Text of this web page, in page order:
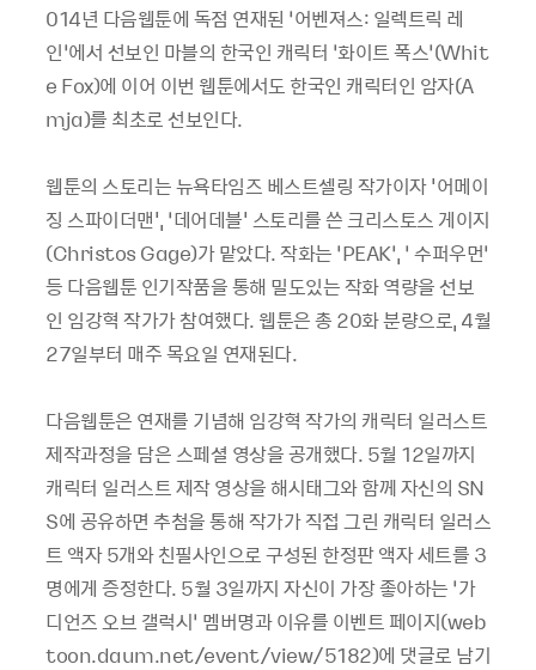
014년 다음웹툰에 독점 연재된 ‘어벤져스: 일렉트릭 레
인’에서 선보인 마블의 한국인 캐릭터 ‘화이트 폭스’(Whit
e Fox)에 이어 이번 웹툰에서도 한국인 캐릭터인 암자(A
mja)를 최초로 선보인다.
웹툰의 스토리는 뉴욕타임즈 베스트셀링 작가이자 '어메이
징 스파이더맨', ‘데어데블' 스토리를 쓴 크리스토스 게이지
(Christos Gage)가 맡았다. 작화는 ‘PEAK’, ‘ 수퍼우먼’
등 다음웹툰 인기작품을 통해 밀도있는 작화 역량을 선보
인 임강혁 작가가 참여했다. 웹툰은 총 20화 분량으로, 4월
27일부터 매주 목요일 연재된다.
다음웹툰은 연재를 기념해 임강혁 작가의 캐릭터 일러스트
제작과정을 담은 스페셜 영상을 공개했다. 5월 12일까지
캐릭터 일러스트 제작 영상을 해시태그와 함께 자신의 SN
S에 공유하면 추첨을 통해 작가가 직접 그린 캐릭터 일러스
트 액자 5개와 친필사인으로 구성된 한정판 액자 세트를 3
명에게 증정한다. 5월 3일까지 자신이 가장 좋아하는 ‘가
디언즈 오브 갤럭시’ 멤버명과 이유를 이벤트 페이지(web
toon.daum.net/event/view/5182)에 댓글로 남기